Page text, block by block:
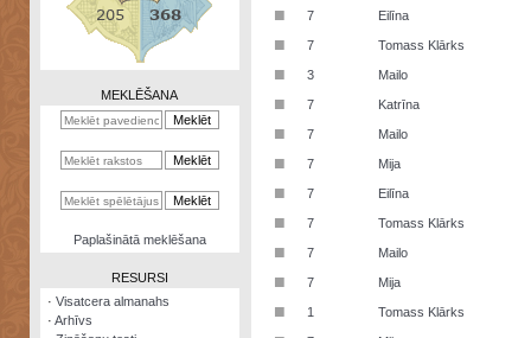
Zināšanu
kalkulators
Nomētātās
MEKLĒŠANA
Paplašinātā meklēšana
RESURSI
· Visatcera almanahs
· Arhīvs
■ 7 Eilīna
■ 7 Tomass Klārks
■ 3 Mailo
■ 7 Katrīna
■ 7 Mailo
■ 7 Mija
■ 7 Eilīna
■ 7 Tomass Klārks
■ 7 Mailo
■ 7 Mija
■ 1 Tomass Klārks